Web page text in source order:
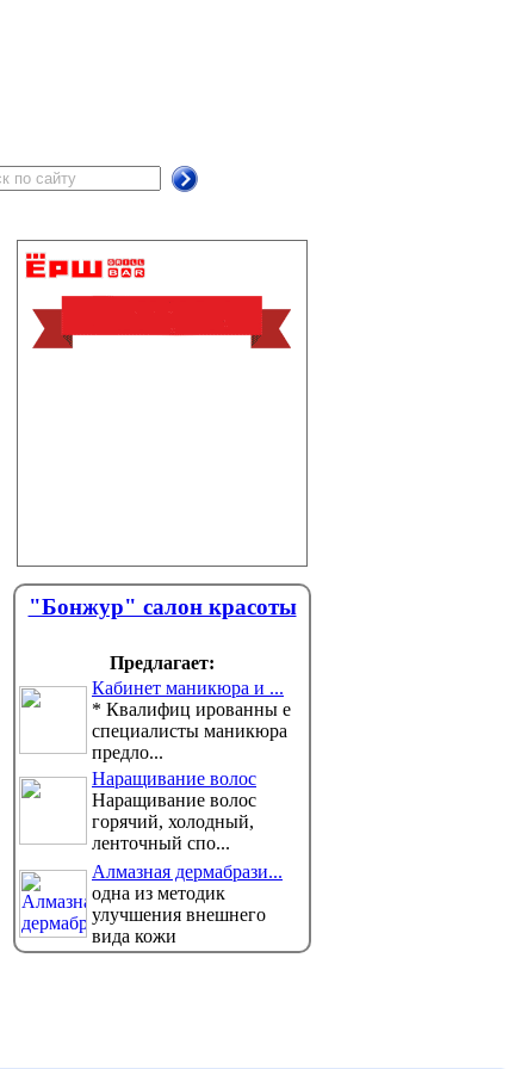
"Бонжур" салон красоты
Предлагает:
Кабинет маникюра и ...
* Квалифиц ированны е
специалисты маникюра
предло...
Наращивание волос
Наращивание волос
горячий, холодный,
ленточный спо...
Алмазная дермабрази...
одна из методик
улучшения внешнего
вида кожи